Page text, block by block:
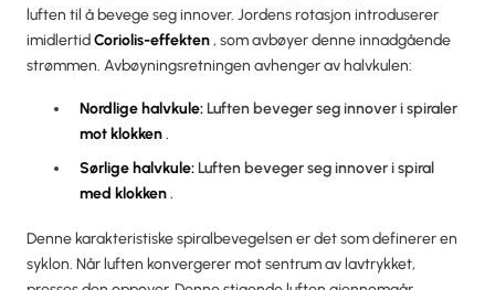
luften til å bevege seg innover. Jordens rotasjon introduserer
imidlertidCoriolis-effekten, som avbøyer denne innadgående
strømmen. Avbøyningsretningen avhenger av halvkulen:
Nordlige halvkule:Luften beveger seg innover i spiraler
mot klokken.
Sørlige halvkule:Luften beveger seg innover i spiral
med klokken.
Denne karakteristiske spiralbevegelsen er det som definerer en
syklon. Når luften konvergerer mot sentrum av lavtrykket,